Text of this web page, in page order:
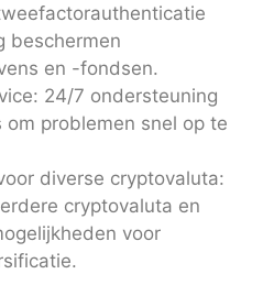
beschermen
en -fondsen.
24/7 ondersteuning
om problemen snel op te
diverse cryptovaluta:
cryptovaluta en
voor